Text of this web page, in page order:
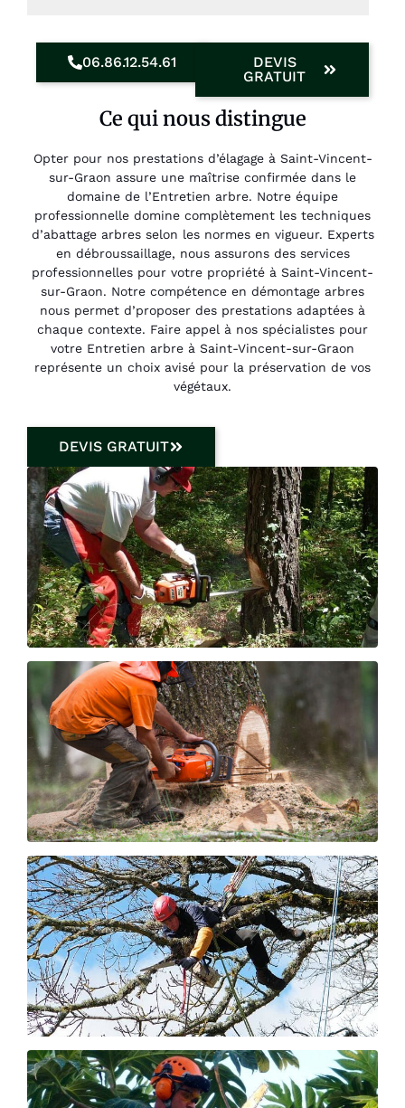
06.86.12.54.61
DEVIS
GRATUIT
Ce qui nous distingue
Opter pour nos prestations d’élagage à Saint-Vincent-
sur-Graon assure une maîtrise confirmée dans le
domaine de l’Entretien arbre. Notre équipe
professionnelle domine complètement les techniques
d’abattage arbres selon les normes en vigueur. Experts
en débroussaillage, nous assurons des services
professionnelles pour votre propriété à Saint-Vincent-
sur-Graon. Notre compétence en démontage arbres
nous permet d’proposer des prestations adaptées à
chaque contexte. Faire appel à nos spécialistes pour
votre Entretien arbre à Saint-Vincent-sur-Graon
représente un choix avisé pour la préservation de vos
végétaux.
DEVIS GRATUIT